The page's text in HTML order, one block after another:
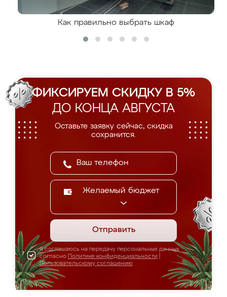
Как правильно выбрать шкаф
ФИКСИРУЕМ СКИДКУ В 5%
ДО КОНЦА АВГУСТА
Оставьте заявку сейчас, скидка
сохранится.
Желаемый бюджет
Отправить
Я соглашаюсь на передачу персональных данных
согласно Политике конфиденциальности
Пользовательскому соглашению